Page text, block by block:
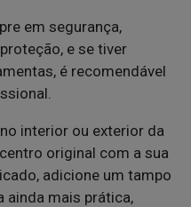
em segurança,
e se tiver
é recomendável
interior ou exterior da
original com a sua
adicione um tampo
ainda mais prática,